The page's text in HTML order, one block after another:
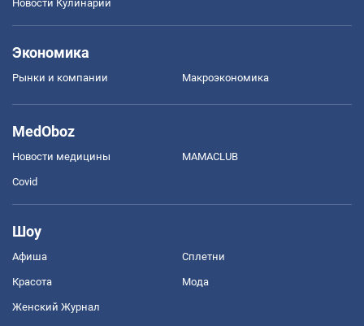
Новости Кулинарии
Экономика
Рынки и компании Mакроэкономика
MedOboz
Новости медицины MAMACLUB
Covid
Шоу
Афиша Сплетни
Красота Мода
Женский Журнал